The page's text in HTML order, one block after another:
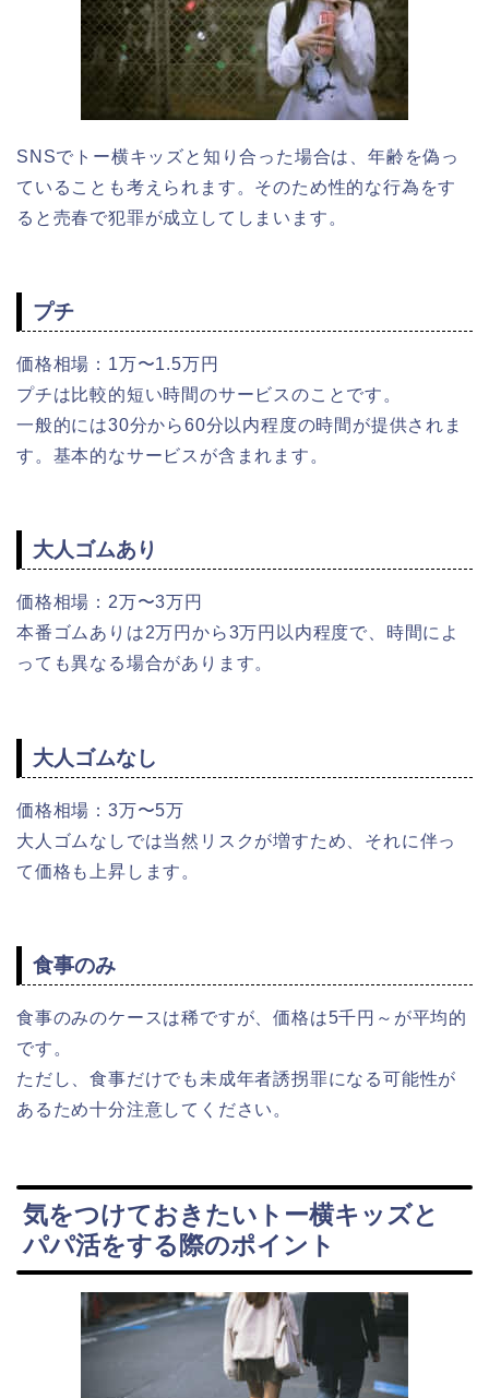
SNSでトー横キッズと知り合った場合は、年齢を偽っ
ていることも考えられます。 そのため性的な行為をす
ると売春で犯罪が成立してしまいます。
プチ
価格相場：1万〜1.5万円
プチは比較的短い時間のサービスのことです。
一般的には30分から60分以内程度の時間が提供されま
す。基本的なサービスが含まれます。
大人ゴムあり
価格相場：2万〜3万円
本番ゴムありは2万円から3万円以内程度で、時間によ
っても異なる場合があります。
大人ゴムなし
価格相場：3万〜5万
大人ゴムなしでは当然リスクが増すため、それに伴っ
て価格も上昇します。
食事のみ
食事のみのケースは稀ですが、価格は5千円～が平均的
です。
ただし、食事だけでも未成年者誘拐罪になる可能性が
あるため十分注意してください。
気をつけておきたいトー横キッズと
パパ活をする際のポイント